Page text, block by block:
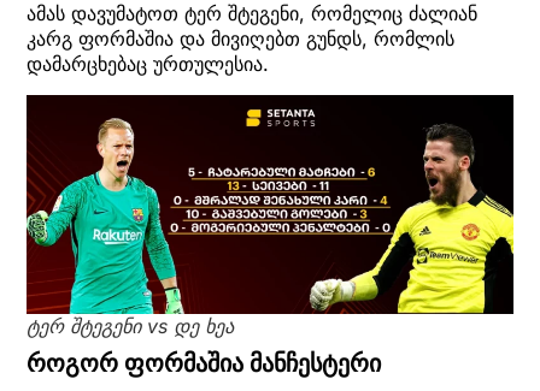
ამას დავუმატოთ ტერ შტეგენი, რომელიც ძალიან
კარგ ფორმაშია და მივიღებთ გუნდს, რომლის
დამარცხებაც ურთულესია.
ტერ შტეგენი vs დე ხეა
როგორ ფორმაშია მანჩესტერი